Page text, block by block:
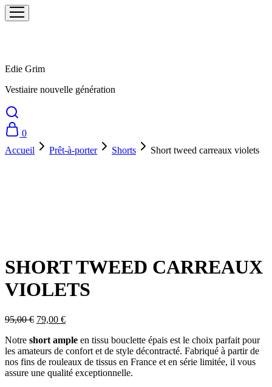
Edie Grim
Vestiaire nouvelle génération
0
Accueil
Prêt-à-porter Shorts
Short tweed carreaux violets
SHORT TWEED CARREAUX
VIOLETS
95,00€ 79,00 €
Notre short ample en tissu bouclette épais est le choix parfait pour
les amateurs de confort et de style décontracté. Fabriqué à partir de
nos fins de rouleaux de tissus en France et en série limitée, il vous
assure une qualité exceptionnelle.